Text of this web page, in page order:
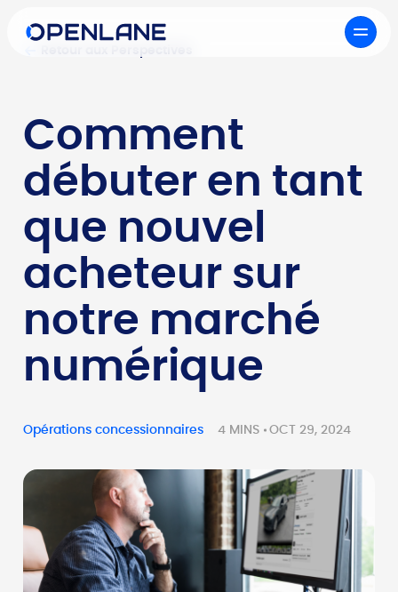
Comment
débuter en tant
que nouvel
acheteur sur
notre marché
numérique
Opérations concessionnaires 4 MINS OCT 29, 2024